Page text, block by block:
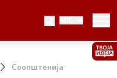
MK
Соопштенија